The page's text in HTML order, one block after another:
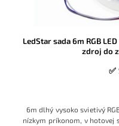
LedStar sada 6m RGB
zdroj do
✅
6m dlhý vysoko svietivý
nízkym príkonom, v hotovej